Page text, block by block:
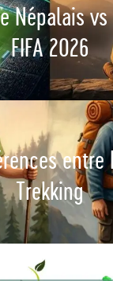
Népalais
FIFA 2026
entre
Trekking